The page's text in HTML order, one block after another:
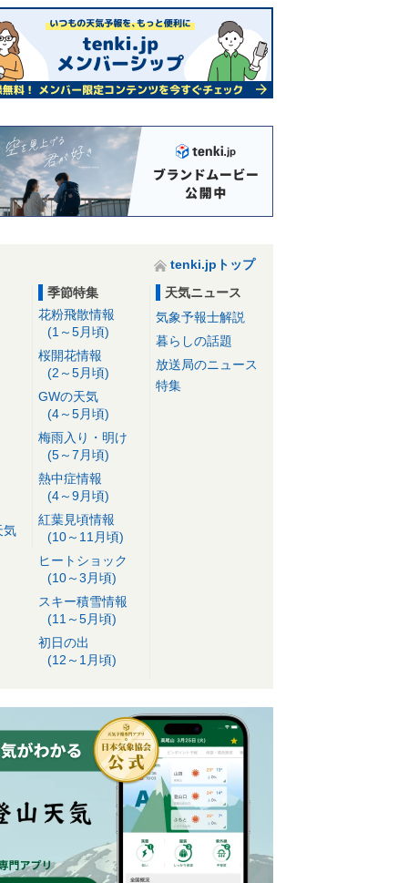
tenki.jpトップ
気
季節特集
花粉飛散情報
(1～5月頃)
桜開花情報
(2～5月頃)
GWの天気
(4～5月頃)
梅雨入り・明け
(5～7月頃)
熱中症情報
(4～9月頃)
紅葉見頃情報
(10～11月頃)
ヒートショック
(10～3月頃)
スキー積雪情報
(11～5月頃)
初日の出
(12～1月頃)
天気ニュース
気象予報士解説
暮らしの話題
放送局のニュース
特集